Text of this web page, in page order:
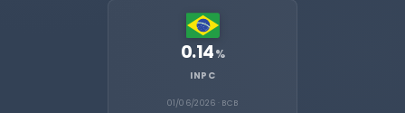
0.14%
INPC
01/06/2026 · BCB